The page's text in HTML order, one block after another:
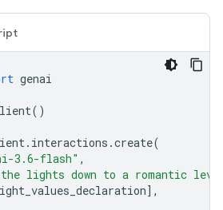
genai
()
. interactions .create(
3.6-flash" ,
lights down to a romantic
],